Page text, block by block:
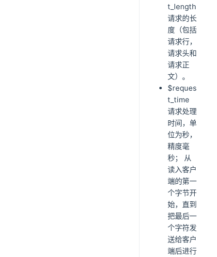
t_length
请求的长
度（包括
请求行，
请求头和
请求正
文）。
$reques
t_time
请求处理
时间，单
位为秒，
精度毫
秒； 从
读入客户
端的第一
个字节开
始，直到
把最后一
个字符发
送给客户
端后进行